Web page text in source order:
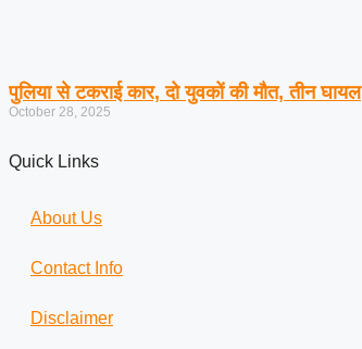
पुलिया से टकराई कार, दो युवकों की मौत, तीन घायल
October 28, 2025
Quick Links
About Us
Contact Info
Disclaimer